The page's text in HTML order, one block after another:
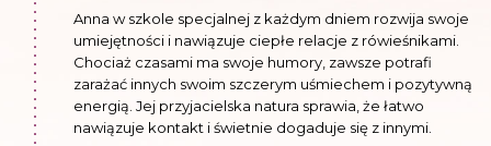
Anna w szkole specjalnej z każdym dniem rozwija swoje
umiejętności i nawiązuje ciepłe relacje z rówieśnikami.
Chociaż czasami ma swoje humory, zawsze potrafi
zarażać innych swoim szczerym uśmiechem i pozytywną
energią. Jej przyjacielska natura sprawia, że łatwo
nawiązuje kontakt i świetnie dogaduje się z innymi.